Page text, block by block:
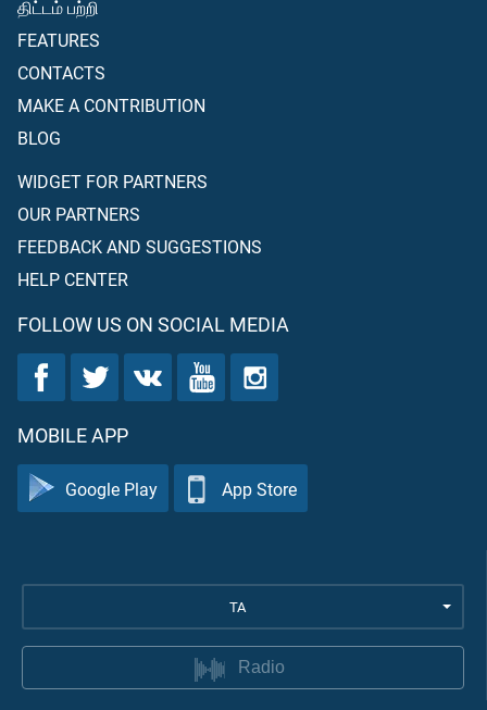
திட்டம் பற்றி
FEATURES
CONTACTS
MAKE A CONTRIBUTION
BLOG
WIDGET FOR PARTNERS
OUR PARTNERS
FEEDBACK AND SUGGESTIONS
HELP CENTER
FOLLOW US ON SOCIAL MEDIA
MOBILE APP
Google Play App Store
TA
Radio